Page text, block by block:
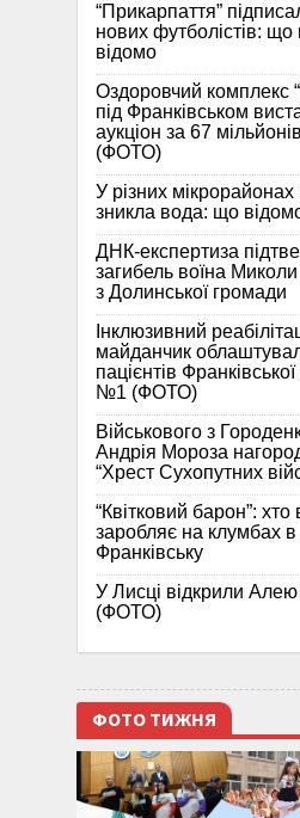
“Прикарпаття”
нових футболістів: що
відомо
Оздоровчий комплекс
під Франківськом
аукціон за 67
(ФОТО)
У різних мікрорайонах
зникла вода: що
ДНК-експертиза
загибель воїна
з Долинської громади
Інклюзивний
майданчик
пацієнтів Франківської
№1 (ФОТО)
Військового з
Андрія Мороза
“Хрест Сухопутних
“Квітковий барон”:
заробляє на клумбах в
Франківську
У Лисці відкрили Алею
(ФОТО)
ФОТО ТИЖНЯ